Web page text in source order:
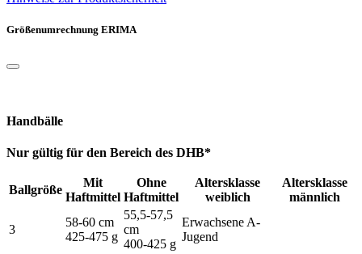
Größenumrechnung ERIMA
Handbälle
Nur gültig für den Bereich des DHB*
Ballgröße
Mit
Haftmittel
Ohne
Haftmittel
Altersklasse
weiblich
Altersklasse
männlich
3
58-60 cm
425-475 g
55,5-57,5
cm
400-425 g
Erwachsene A-
Jugend